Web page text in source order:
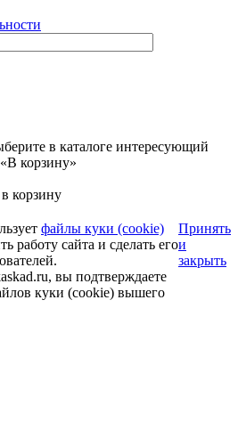
в каталоге интересующий
корзину»
корзину
файлы куки (cookie)
работу сайта и сделать его
вы подтверждаете
куки (cookie) вышего
Принять
и
закрыть